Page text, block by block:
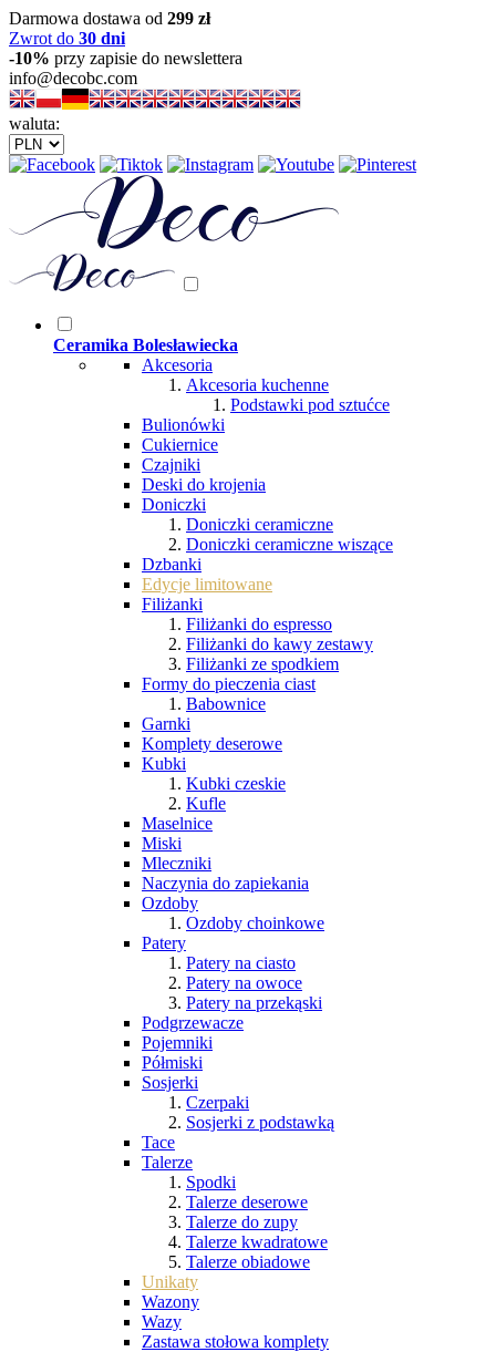
Darmowa dostawa od 299 zł
Zwrot do 30 dni
-10% przy zapisie do newslettera
info@decobc.com
waluta:
Ceramika Bolesławiecka
Akcesoria
Akcesoria kuchenne
Podstawki pod sztućce
Bulionówki
Cukiernice
Czajniki
Deski do krojenia
Doniczki
Doniczki ceramiczne
Doniczki ceramiczne wiszące
Dzbanki
Edycje limitowane
Filiżanki
Filiżanki do espresso
Filiżanki do kawy zestawy
Filiżanki ze spodkiem
Formy do pieczenia ciast
Babownice
Garnki
Komplety deserowe
Kubki
Kubki czeskie
Kufle
Maselnice
Miski
Mleczniki
Naczynia do zapiekania
Ozdoby
Ozdoby choinkowe
Patery
Patery na ciasto
Patery na owoce
Patery na przekąski
Podgrzewacze
Pojemniki
Półmiski
Sosjerki
Czerpaki
Sosjerki z podstawką
Tace
Talerze
Spodki
Talerze deserowe
Talerze do zupy
Talerze kwadratowe
Talerze obiadowe
Unikaty
Wazony
Wazy
Zastawa stołowa komplety